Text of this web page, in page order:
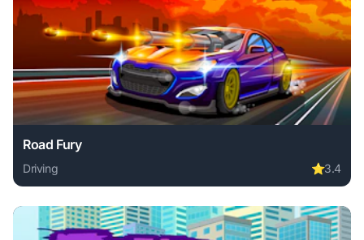
Road Fury
Driving ⭐3.4
Play Road Fury online free. driving game, no download